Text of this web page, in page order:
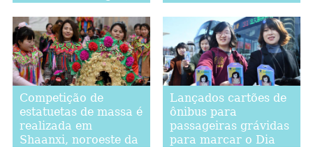
Competição de
estatuetas de massa é
realizada em
Shaanxi, noroeste da
Lançados cartões de
ônibus para
passageiras grávidas
para marcar o Dia